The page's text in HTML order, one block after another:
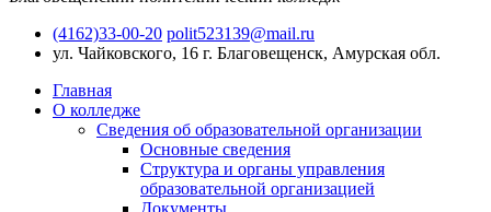
(4162)33-00-20 polit523139@mail.ru
ул. Чайковского, 16 г. Благовещенск, Амурская обл.
Главная
О колледже
Сведения об образовательной организации
Основные сведения
Структура и органы управления
образовательной организацией
Документы